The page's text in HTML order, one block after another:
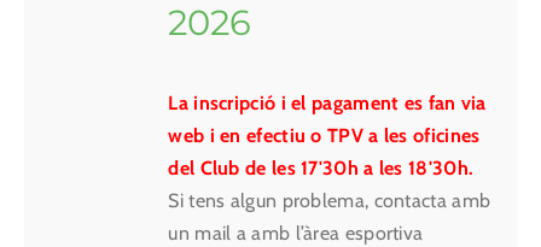
2026
La inscripció i el pagament es fan via
web i en efectiu o TPV a les oficines
del Club de les 17'30h a les 18'30h.
Si tens algun problema, contacta amb
un mail a amb l’àrea esportiva